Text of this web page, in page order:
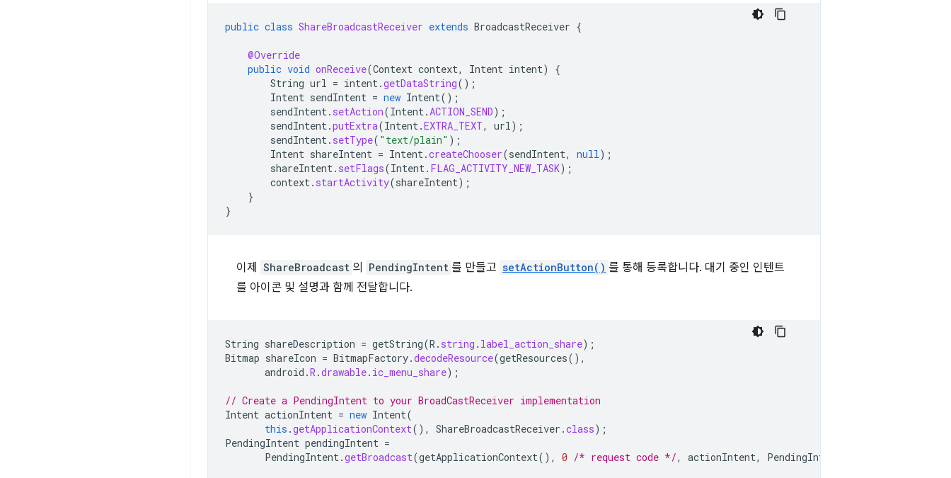
public class ShareBroadcastReceiver extends BroadcastReceiver {
@Override
public void onReceive(Context context, Intent intent)
{
String url = intent.getDataString();
Intent sendIntent = new Intent();
sendIntent. setAction(Intent.ACTION_SEND);
sendIntent.putExtra(Intent.EXTRA_TEXT, url);
sendIntent. setType( "text/plain" );
Intent shareIntent = Intent.createChooser(sendIntent, null);
shareIntent. setFlags(Intent. FLAG_ACTIVITY_NEW_TASK);
context. startActivity(shareIntent);
}
}
이제 ShareBroadcast 의 PendingIntent 를 만들고 setActionButton() 를 통해 등록합니다. 대기 중인 인텐트
를 아이콘 및 설명과 함께 전달합니다.
String shareDescription = getString(R . string . label_action_share);
Bitmap shareIcon = BitmapFactory.decodeResource(getResources(),
android .R .drawable. ic_menu_share);
// Create a PendingIntent to your BroadCastReceiver implementation
Intent actionIntent = new Intent(
this .getApplicationContext(), ShareBroadcastReceiver .class);
PendingIntent pendingIntent =
PendingIntent.getBroadcast(getApplicationContext(), 0 /* request code */, actionIntent, PendingIntent